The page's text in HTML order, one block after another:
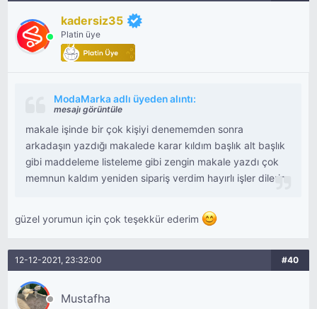
kadersiz35
Platin üye
ModaMarka adlı üyeden alıntı:
mesajı görüntüle
makale işinde bir çok kişiyi denememden sonra
arkadaşın yazdığı makalede karar kıldım başlık alt başlık
gibi maddeleme listeleme gibi zengin makale yazdı çok
memnun kaldım yeniden sipariş verdim hayırlı işler dilerim
güzel yorumun için çok teşekkür ederim
12-12-2021, 23:32:00 #40
Mustafha